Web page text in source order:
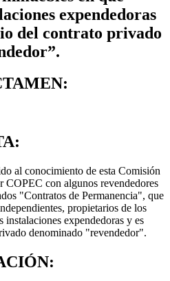
expendedoras
del contrato privado
al conocimiento de esta Comisión
COPEC con algunos revendedores
"Contratos de Permanencia", que
propietarios de los
expendedoras y es
denominado "revendedor".